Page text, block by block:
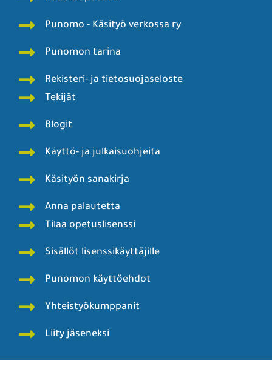
Punomo - Käsityö verkossa ry
Punomon tarina
Rekisteri- ja tietosuojaseloste
Tekijät
Blogit
Käyttö- ja julkaisuohjeita
Käsityön sanakirja
Anna palautetta
Tilaa opetuslisenssi
Sisällöt lisenssikäyttäjille
Punomon käyttöehdot
Yhteistyökumppanit
Liity jäseneksi